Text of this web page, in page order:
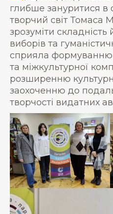
глибше зануритися в
творчий світ Томаса
зрозуміти складність
виборів та
сприяла формуванню
та міжкультурної
розширенню
заохоченню до
творчості видатних